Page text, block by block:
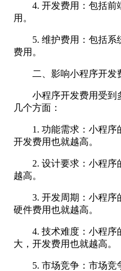
4. 开发费用：包括前
用。
5. 维护费用：包括系
费用。
二、影响小程序开发
小程序开发费用受到
几个方面：
1. 功能需求：小程序
开发费用也就越高。
2. 设计要求：小程序
越高。
3. 开发周期：小程序
硬件费用也就越高。
4. 技术难度：小程序
大，开发费用也就越高。
5. 市场竞争：市场竞